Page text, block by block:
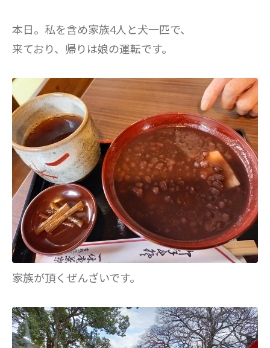
本日。私を含め家族4人と犬一匹で、
来ており、帰りは娘の運転です。
家族が頂くぜんざいです。